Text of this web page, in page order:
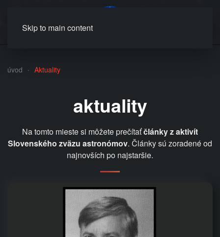
Skip to main content
úvod Aktuality
aktuality
Na tomto mieste si môžete prečítaťčlánky z aktivít
Slovenského zväzu astronómov. Články sú zoradené od
najnovších po najstaršie.